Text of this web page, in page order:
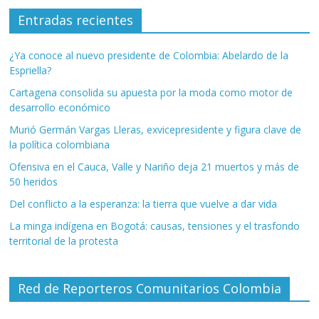
Entradas recientes
¿Ya conoce al nuevo presidente de Colombia: Abelardo de la
Espriella?
Cartagena consolida su apuesta por la moda como motor de
desarrollo económico
Murió Germán Vargas Lleras, exvicepresidente y figura clave de
la política colombiana
Ofensiva en el Cauca, Valle y Nariño deja 21 muertos y más de
50 heridos
Del conflicto a la esperanza: la tierra que vuelve a dar vida
La minga indígena en Bogotá: causas, tensiones y el trasfondo
territorial de la protesta
Red de Reporteros Comunitarios Colombia